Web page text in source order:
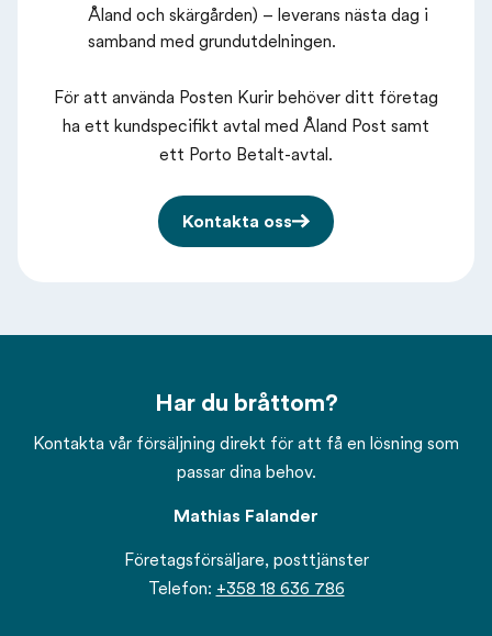
Åland och skärgården) – leverans nästa dag i
samband med grundutdelningen.
För att använda Posten Kurir behöver ditt företag
ha ett kundspecifikt avtal med Åland Post samt
ett Porto Betalt-avtal.
Kontakta oss
Har du bråttom?
Kontakta vår försäljning direkt för att få en lösning som
passar dina behov.
Mathias Falander
Företagsförsäljare, posttjänster
Telefon: +358 18 636 786